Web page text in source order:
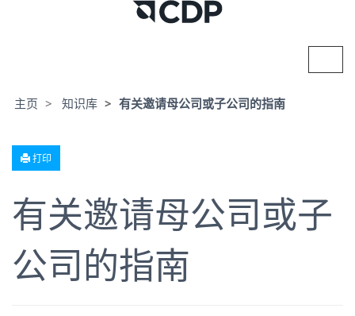
换
主页 知识库 有关邀请母公司或子公司的指南
打印
有关邀请母公司或子
公司的指南